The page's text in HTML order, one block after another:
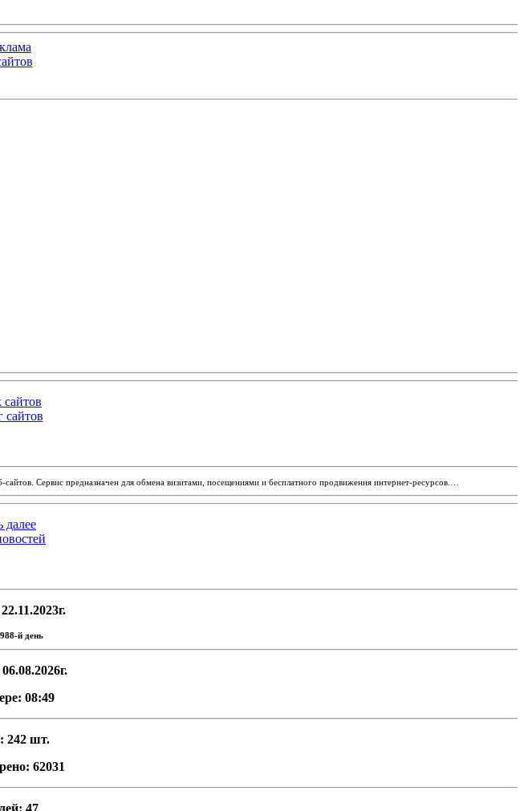
сайтов
Сервис предназначен для обмена визитами, посещениями и бесплатного продвижения интернет-ресурсов.…
далее
й день
08:49
242 шт.
62031
47